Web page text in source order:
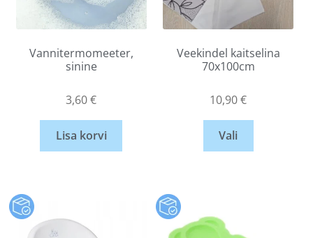
Vannitermomeeter,
sinine
3,60€
Lisa korvi
Veekindel kaitselina
70x100cm
10,90€
Vali